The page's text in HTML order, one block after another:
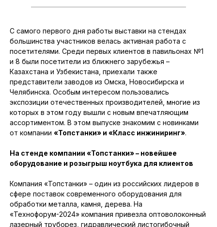
С самого первого дня работы выставки на стендах
большинства участников велась активная работа с
посетителями. Среди первых клиентов в павильонах №1
и 8 были посетители из ближнего зарубежья –
Казахстана и Узбекистана, приехали также
представители заводов из Омска, Новосибирска и
Челябинска. Особым интересом пользовались
экспозиции отечественных производителей, многие из
которых в этом году вышли с новым впечатляющим
ассортиментом. В этом выпуске знакомим с новинками
от компании «Топстанки» и «Класс инжиниринг».
На стенде компании «Топстанки» – новейшее
оборудование и розыгрыш ноутбука для клиентов
Компания «Топстанки» – один из российских лидеров в
сфере поставок современного оборудования для
обработки металла, камня, дерева. На
«Технофорум-2024» компания привезла оптоволоконный
лазерный труборез, гидравлический листогибочный